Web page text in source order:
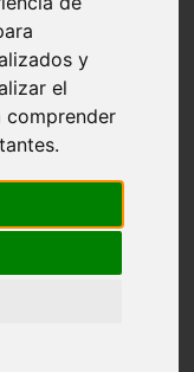
y
el
comprender